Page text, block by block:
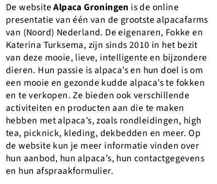
De websiteAlpaca Groningen is de online
presentatie van één van de grootste alpacafarms
van (Noord) Nederland. De eigenaren, Fokke en
Katerina Turksema, zijn sinds 2010 in het bezit
van deze mooie, lieve, intelligente en bijzondere
dieren. Hun passie is alpaca’s en hun doel is om
een mooie en gezonde kudde alpaca’s te fokken
en te verkopen. Ze bieden ook verschillende
activiteiten en producten aan die te maken
hebben met alpaca’s, zoals rondleidingen, high
tea, picknick, kleding, dekbedden en meer. Op
de website kun je meer informatie vinden over
hun aanbod, hun alpaca’s, hun contactgegevens
en hun afspraakformulier.